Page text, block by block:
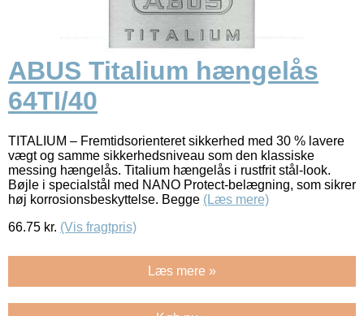
ABUS Titalium hængelås
64TI/40
TITALIUM – Fremtidsorienteret sikkerhed med 30 % lavere
vægt og samme sikkerhedsniveau som den klassiske
messing hængelås. Titalium hængelås i rustfrit stål-look.
Bøjle i specialstål med NANO Protect-belægning, som sikrer
høj korrosionsbeskyttelse. Begge (Læs mere)
66.75 kr. (Vis fragtpris)
Læs mere »